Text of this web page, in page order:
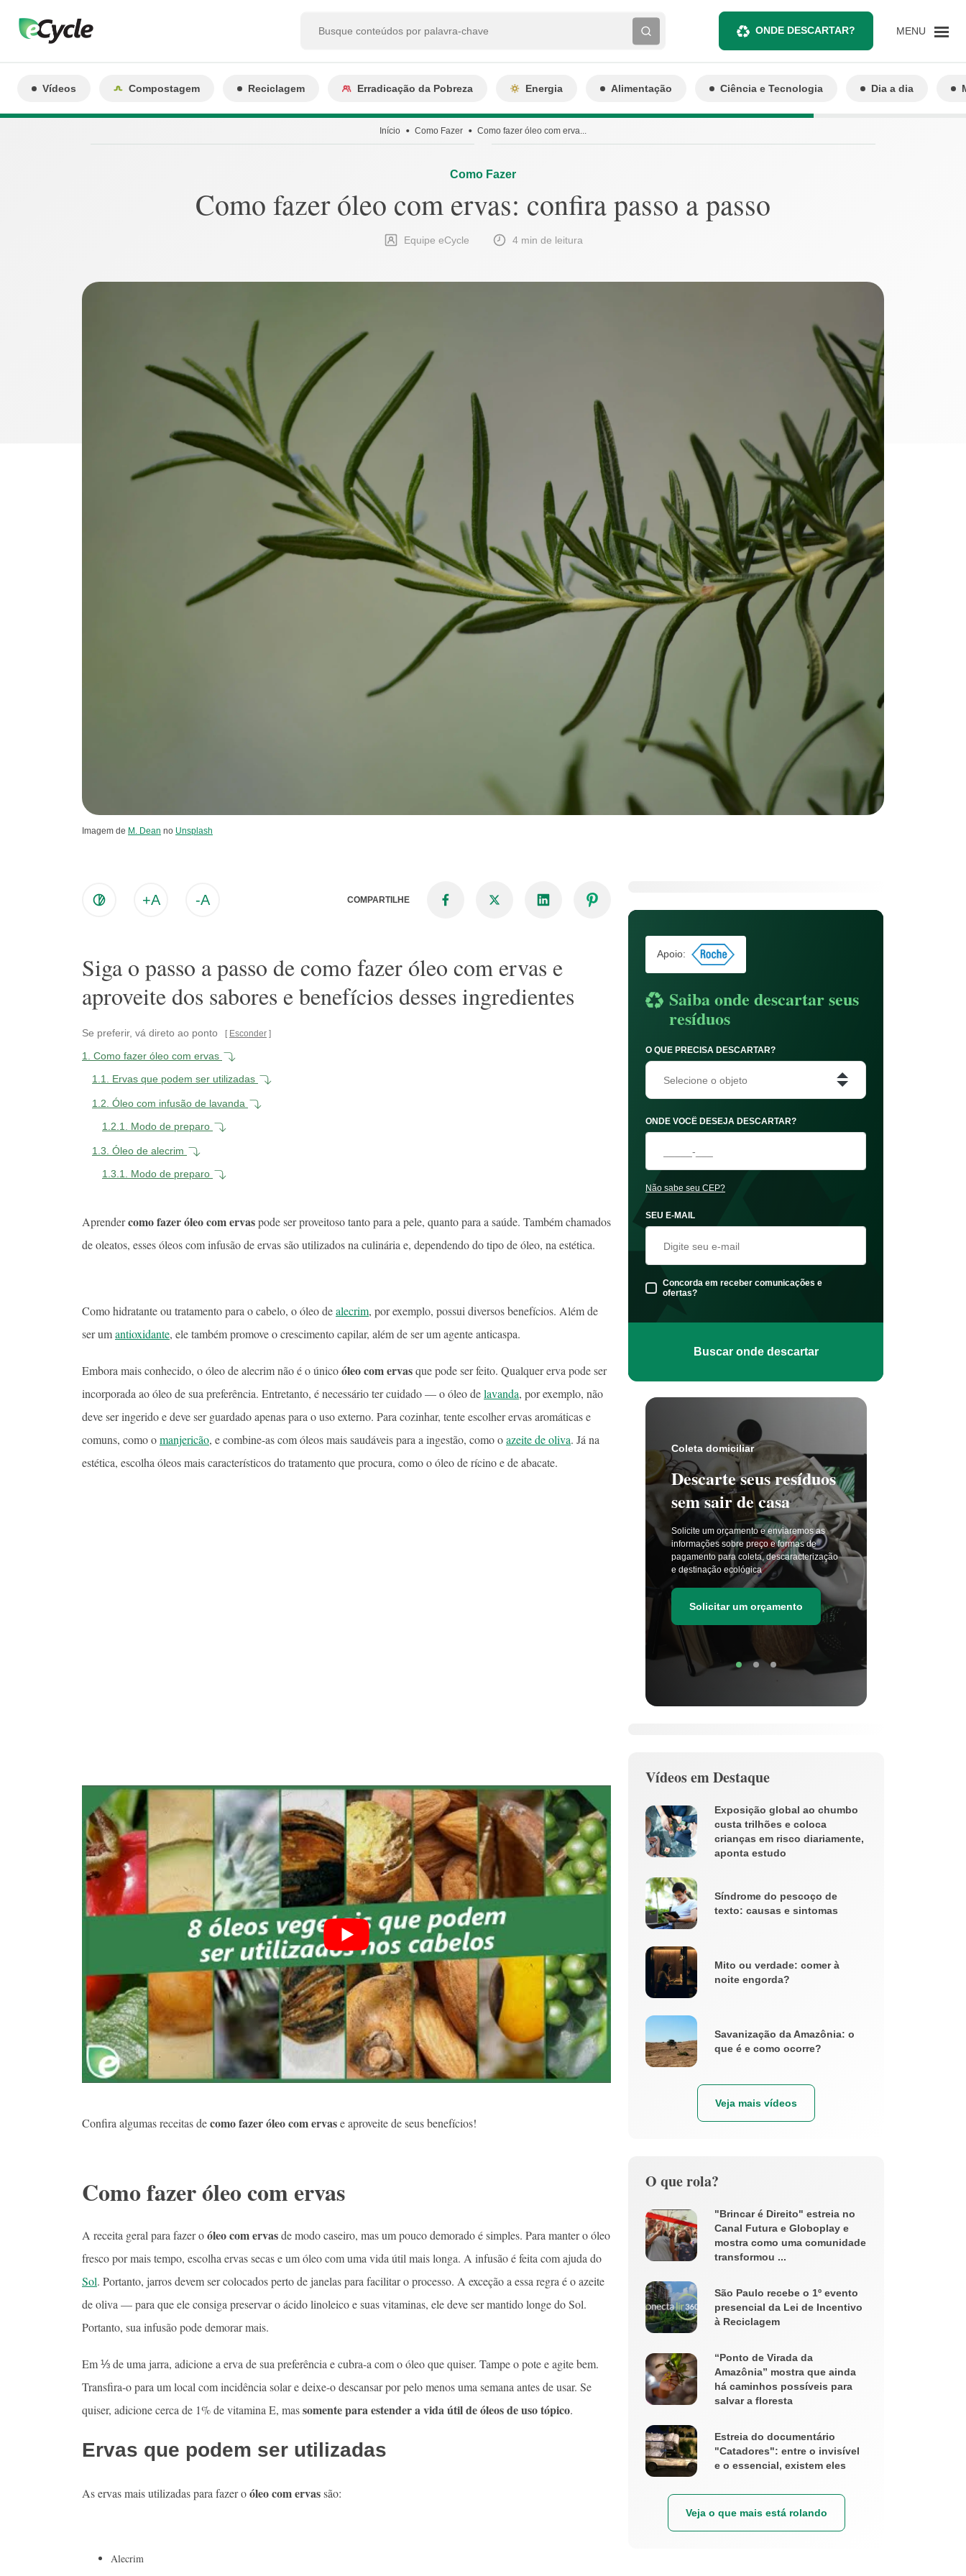
ONDE DESCARTAR? MENU
Vídeos Compostagem Reciclagem Erradicação da Pobreza Energia Alimentação Ciência e Tecnologia Dia a dia
Início Como Fazer Como fazer óleo com erva...
Como Fazer
Como fazer óleo com ervas: confira passo a passo
Equipe eCycle 4 min de leitura
Imagem de M. Dean no Unsplash
+A -A COMPARTILHE
Siga o passo a passo de como fazer óleo com ervas e
aproveite dos sabores e benefícios desses ingredientes
Se preferir, vá direto ao ponto Esconder
1.
Como fazer óleo com ervas
1.1.
Ervas que podem ser utilizadas
1.2. Óleo com infusão de lavanda
1.2.1.
Modo de preparo
1.3. Óleo de alecrim
1.3.1.
Modo de preparo
Aprendercomo fazer óleo com ervaspode ser proveitoso tanto para a pele, quanto para a saúde. Também chamados
de oleatos, esses óleos com infusão de ervas são utilizados na culinária e, dependendo do tipo de óleo, na estética.
Como hidratante ou tratamento para o cabelo, o óleo dealecrim, por exemplo, possui diversos benefícios. Além de
ser umantioxidante, ele também promove o crescimento capilar, além de ser um agente anticaspa.
Embora mais conhecido, o óleo de alecrim não é o únicoóleo com ervasque pode ser feito. Qualquer erva pode ser
incorporada ao óleo de sua preferência. Entretanto, é necessário ter cuidado — o óleo delavanda, por exemplo, não
deve ser ingerido e deve ser guardado apenas para o uso externo. Para cozinhar, tente escolher ervas aromáticas e
comuns, como omanjericão, e combine-as com óleos mais saudáveis para a ingestão, como oazeite de oliva. Já na
estética, escolha óleos mais característicos do tratamento que procura, como o óleo de rícino e de abacate.
Confira algumas receitas decomo fazer óleo com ervase aproveite de seus benefícios!
Como fazeróleo com ervas
A receita geral para fazer oóleo com ervasde modo caseiro, mas um pouco demorado é simples. Para manter o óleo
fresco por mais tempo, escolha ervas secas e um óleo com uma vida útil mais longa. A infusão é feita com ajuda do
Sol. Portanto, jarros devem ser colocados perto de janelas para facilitar o processo. A exceção a essa regra é o azeite
de oliva — para que ele consiga preservar o ácido linoleico e suas vitaminas, ele deve ser mantido longe do Sol.
Portanto, sua infusão pode demorar mais.
Em ⅓ de uma jarra, adicione a erva de sua preferência e cubra-a com o óleo que quiser. Tampe o pote e agite bem.
Transfira-o para um local com incidência solar e deixe-o descansar por pelo menos uma semana antes de usar. Se
quiser, adicione cerca de 1% de vitamina E, massomente para estender a vida útil de óleos de uso tópico.
Ervas que podem ser utilizadas
As ervas mais utilizadas para fazer oóleo com ervassão:
Alecrim
Apoio:
Saiba onde descartar seus
resíduos
O QUE PRECISA DESCARTAR?
Selecione o objeto
ONDE VOCÊ DESEJA DESCARTAR?
Não sabe seu CEP?
SEU E-MAIL
Concorda em receber comunicações e
ofertas?
Buscar onde descartar
Coleta domiciliar
Descarte seus resíduos
sem sair de casa
Solicite um orçamento e enviaremos as
informações sobre preço e formas de
pagamento para coleta, descaracterização
e destinação ecológica
Solicitar um orçamento
Vídeos em Destaque
Exposição global ao chumbo
custa trilhões e coloca
crianças em risco diariamente,
aponta estudo
Síndrome do pescoço de
texto: causas e sintomas
Mito ou verdade: comer à
noite engorda?
Savanização da Amazônia: o
que é e como ocorre?
Veja mais vídeos
O que rola?
"Brincar é Direito" estreia no
Canal Futura e Globoplay e
mostra como uma comunidade
transformou ...
São Paulo recebe o 1º evento
presencial da Lei de Incentivo
à Reciclagem
“Ponto de Virada da
Amazônia” mostra que ainda
há caminhos possíveis para
salvar a floresta
Estreia do documentário
"Catadores": entre o invisível
e o essencial, existem eles
Veja o que mais está rolando